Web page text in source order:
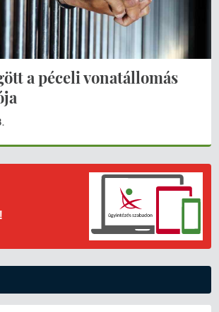
a péceli vonatállomás